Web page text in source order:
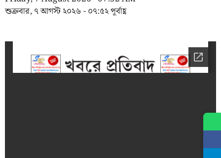
শুক্রবার, ৭ আগস্ট ২০২৬ - ০৭:৫২ পূর্বাহ্ণ